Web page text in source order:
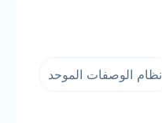
نظام الوصفات الموحد